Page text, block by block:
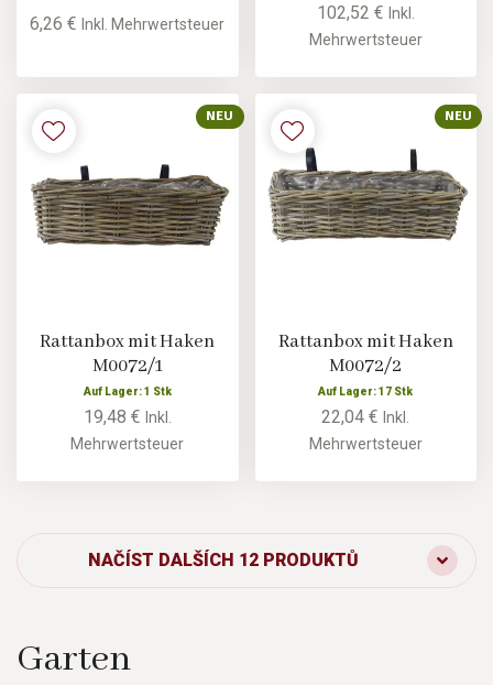
6,26 €Inkl. Mehrwertsteuer
102,52 € Inkl.
Mehrwertsteuer
NEU
Rattanbox mit Haken
M0072/1
Auf Lager: 1 Stk
19,48 € Inkl.
Mehrwertsteuer
NEU
Rattanbox mit Haken
M0072/2
Auf Lager: 17 Stk
22,04 €Inkl.
Mehrwertsteuer
NAČÍST DALŠÍCH 12 PRODUKTŮ
Garten